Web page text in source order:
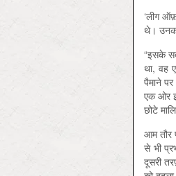
‘लीग
थे।
“इसके
था, वह
पैमाने
एक ओर
छोटे
आम तौर
से भी
दूसरी